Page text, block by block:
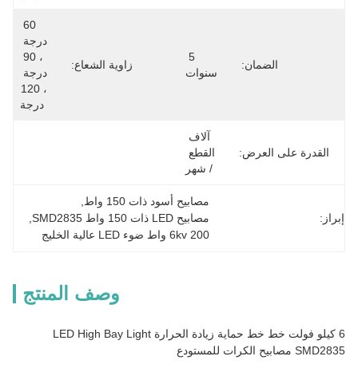
الضمان:
سنوات
زاوية الشعاع:
درجة
القدرة على العرض:
/ شهر
إبراز:
مصابيح أسود ذات 150 واط
مصابيح LED ذات 150 واط SMD2835
6kv 200 واط ضوء LED عالية الخليج
وصف المنتج
6 كيلو فولت خط خط حماية زيادة الحرارة LED High Bay Light
SMD2835 مصابيح الكرات للمستودع